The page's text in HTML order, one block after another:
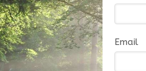
Email